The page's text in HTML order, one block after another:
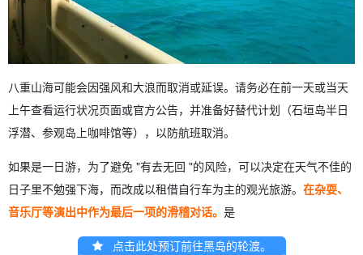
八重山海可能会因强风和大浪而取消或延误。请务必在前一天或当天
上午查看运行状况页面或官方公告，并准备好替代计划（石垣岛半日
浮潜、参观岛上咖啡馆等），以防航班取消。
如果是一日游，为了避免 "有去无回 "的风险，可以决定在天气不佳的
日子里不勉强下海，而改成以租借自行车为主的观光旅游。 在杂耍、
音乐厅等演出中作为最后一项的滑稽对话。 是
点击此处预订前往黑岛的轮渡。